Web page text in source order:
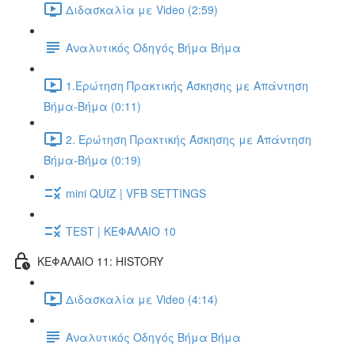
Διδασκαλία με Video (2:59)
Αναλυτικός Οδηγός Βήμα Βήμα
1.Ερώτηση Πρακτικής Άσκησης με Απάντηση
Βήμα-Βήμα (0:11)
2. Ερώτηση Πρακτικής Άσκησης με Απάντηση
Βήμα-Βήμα (0:19)
mini QUIZ | VFB SETTINGS
TEST | ΚΕΦΑΛΑΙΟ 10
ΚΕΦΑΛΑΙΟ 11: HISTORY
Διδασκαλία με Video (4:14)
Αναλυτικός Οδηγός Βήμα Βήμα